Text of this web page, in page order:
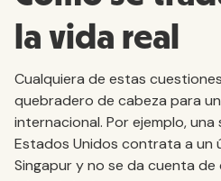
la vida real
Cualquiera de estas
quebradero de cabeza para
internacional. Por ejemplo,
Estados Unidos contrata a un
Singapur y no se da cuenta de